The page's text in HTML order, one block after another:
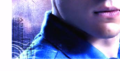
结
束